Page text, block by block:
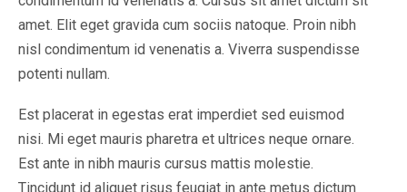
amet. Elit eget gravida cum sociis natoque. Proin nibh
nisl condimentum id venenatis a. Viverra suspendisse
potenti nullam.
Est placerat in egestas erat imperdiet sed euismod
nisi. Mi eget mauris pharetra et ultrices neque ornare.
Est ante in nibh mauris cursus mattis molestie.
Tincidunt id aliquet risus feugiat in ante metus dictum